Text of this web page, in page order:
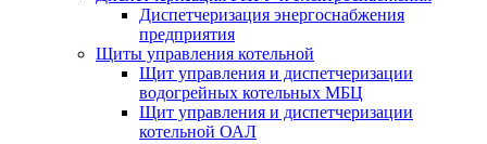
Диспетчеризация энергоснабжения
предприятия
Щиты управления котельной
Щит управления и диспетчеризации
водогрейных котельных МБЦ
Щит управления и диспетчеризации
котельной ОАЛ